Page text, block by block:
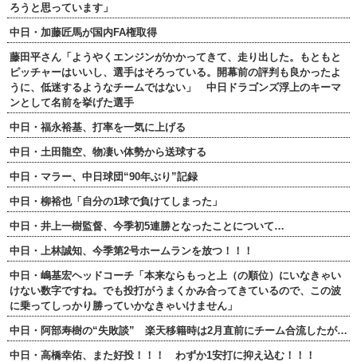
ろうと思っています」
中日・加藤匠馬が国内FA権取得
藤田平さん「ようやくエンジンがかかってきて、走り出した。もともと
ピッチャーはいいし、選手はそろっている。開幕前の評判も良かったよ
うに、低迷するようなチームではない」 中日ドラゴンズ浮上のキーマ
ンとして名前を挙げた選手
中日・福永裕基、打率を一気に上げる
中日・土田龍空、物凄い体勢から送球する
中日・マラー、中日球団“90年ぶり”記録
中日・柳裕也「自分の1球で負けてしまった」
中日・井上一樹監督、今季初5連勝となったことについて…
中日・上林誠知、今季第2号ホームランを放つ！！！
中日・嶋基宏ヘッドコーチ「本来ならもっと上（の順位）にいなきゃい
けない数字ですね。でも投打がうまくかみ合ってきているので、この波
に乗ってしっかり勝っていかなきゃいけません」
中日・阿部寿樹の“失敗談” 楽天移籍時は2月直前にチーム合流したが…
中日・高橋幸佑、また好投！！！ わずか1安打に抑え込む！！！